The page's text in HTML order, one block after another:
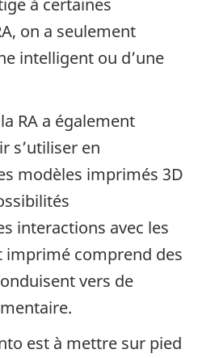
à certaines
on a seulement
intelligent ou d’une
RA a également
s’utiliser en
modèles imprimés 3D
interactions avec les
comprend des
vers de
est à mettre sur pied